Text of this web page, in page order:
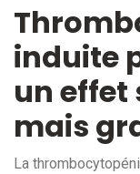
induite
un effet
mais
La